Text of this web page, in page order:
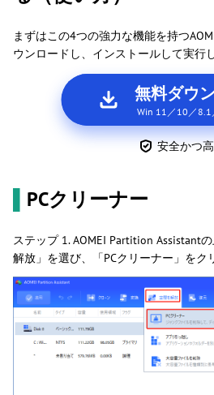
まずはこの4つの強力な機能を持つ
ウンロードし、インストールして実行
無料ダウ
Win 11／10／
安全かつ
PCクリーナー
ステップ 1. AOMEI Partition Assistant
解放」を選び、「PCクリーナー」をク